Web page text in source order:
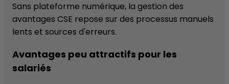
Sans plateforme numérique, la gestion des
avantages CSE repose sur des processus manuels
lents et sources d'erreurs.
Avantages peu attractifs pour les
salariés